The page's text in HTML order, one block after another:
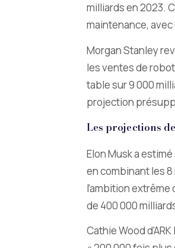
milliards en 2023.
maintenance,
Morgan Stanley
les ventes de
table sur 9 000
projection
Les projections
Elon Musk a
en combinant les
l’ambition
de 400 000
Cathie Wood